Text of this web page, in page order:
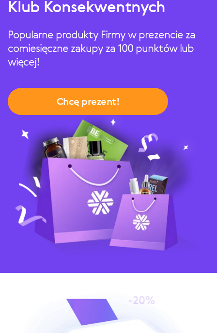
Klub Konsekwentnych
Popularne produkty Firmy w prezencie za
comiesięczne zakupy za 100 punktów lub
więcej!
Chcę prezent!